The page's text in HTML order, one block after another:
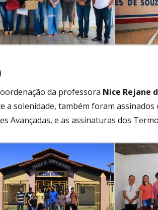
da professora Nice Rejane
a solenidade, também foram
Avançadas, e as assinaturas dos